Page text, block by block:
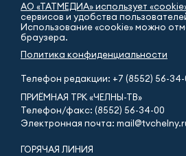
АО «ТАТМЕДИА» использует
сервисов и удобства
Использование «cookie» можно
браузера.
Политика конфиденциальности
Телефон редакции: +7 (8552) 56-
ПРИЁМНАЯ ТРК «ЧЕЛНЫ-ТВ»
Телефон/факс: (8552) 56-34-00
Электронная почта:
ГОРЯЧАЯ ЛИНИЯ